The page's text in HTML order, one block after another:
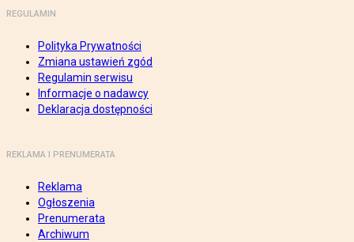
REGULAMIN
Polityka Prywatności
Zmiana ustawień zgód
Regulamin serwisu
Informacje o nadawcy
Deklaracja dostępności
REKLAMA I PRENUMERATA
Reklama
Ogłoszenia
Prenumerata
Archiwum